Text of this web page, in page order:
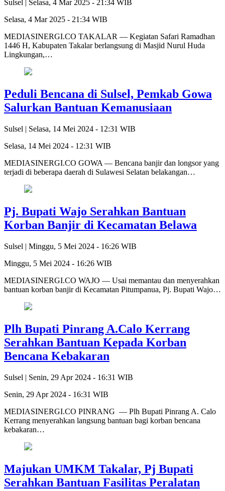
Sulsel | Selasa, 4 Mar 2025 - 21:34 WIB
Selasa, 4 Mar 2025 - 21:34 WIB
MEDIASINERGI.CO TAKALAR — Kegiatan Safari Ramadhan
1446 H, Kabupaten Takalar berlangsung di Masjid Nurul Huda
Lingkungan,…
Peduli Bencana di Sulsel, Pemkab Gowa
Salurkan Bantuan Kemanusiaan
Sulsel | Selasa, 14 Mei 2024 - 12:31 WIB
Selasa, 14 Mei 2024 - 12:31 WIB
MEDIASINERGI.CO GOWA — Bencana banjir dan longsor yang
terjadi di beberapa daerah di Sulawesi Selatan belakangan…
Pj. Bupati Wajo Serahkan Bantuan
Korban Banjir di Kecamatan Belawa
Sulsel | Minggu, 5 Mei 2024 - 16:26 WIB
Minggu, 5 Mei 2024 - 16:26 WIB
MEDIASINERGI.CO WAJO — Usai memantau dan menyerahkan
bantuan korban banjir di Kecamatan Pitumpanua, Pj. Bupati Wajo…
Plh Bupati Pinrang A.Calo Kerrang
Serahkan Bantuan Kepada Korban
Bencana Kebakaran
Sulsel | Senin, 29 Apr 2024 - 16:31 WIB
Senin, 29 Apr 2024 - 16:31 WIB
MEDIASINERGI.CO PINRANG — Plh Bupati Pinrang A. Calo
Kerrang menyerahkan langsung bantuan bagi korban bencana
kebakaran…
Majukan UMKM Takalar, Pj Bupati
Serahkan Bantuan Fasilitas Peralatan